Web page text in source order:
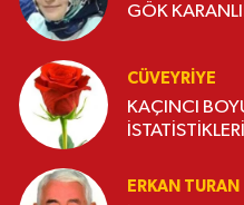
GÖK
CÜVEYRIYE
KAÇINCI BOYUTUNDASIN
ERKAN TURAN